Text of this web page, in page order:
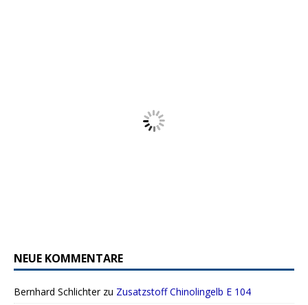
NEUE KOMMENTARE
Bernhard Schlichterzu Zusatzstoff Chinolingelb E 104